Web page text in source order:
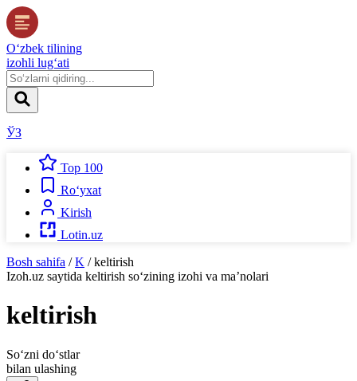
O‘zbek tilining
izohli lug‘ati
ЎЗ
Top 100
Ro‘yxat
Kirish
Lotin.uz
Bosh sahifa / K / keltirish
Izoh.uz saytida keltirish so‘zining izohi va ma’nolari
keltirish
So‘zni do‘stlar
bilan ulashing